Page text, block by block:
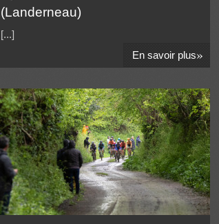
(Landerneau)
[...]
En savoir plus»